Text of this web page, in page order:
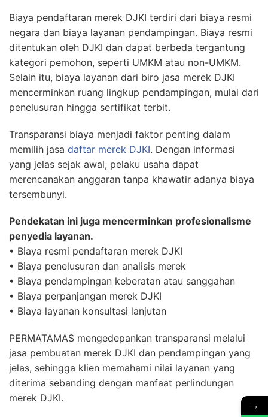
Biaya pendaftaran merek DJKI terdiri dari biaya resmi
negara dan biaya layanan pendampingan. Biaya resmi
ditentukan oleh DJKI dan dapat berbeda tergantung
kategori pemohon, seperti UMKM atau non-UMKM.
Selain itu, biaya layanan dari biro jasa merek DJKI
mencerminkan ruang lingkup pendampingan, mulai dari
penelusuran hingga sertifikat terbit.
Transparansi biaya menjadi faktor penting dalam
memilih jasa daftar merek DJKI. Dengan informasi
yang jelas sejak awal, pelaku usaha dapat
merencanakan anggaran tanpa khawatir adanya biaya
tersembunyi.
Pendekatan ini juga mencerminkan profesionalisme
penyedia layanan.
• Biaya resmi pendaftaran merek DJKI
• Biaya penelusuran dan analisis merek
• Biaya pendampingan keberatan atau sanggahan
• Biaya perpanjangan merek DJKI
• Biaya layanan konsultasi lanjutan
PERMATAMAS mengedepankan transparansi melalui
jasa pembuatan merek DJKI dan pendampingan yang
jelas, sehingga klien memahami nilai layanan yang
diterima sebanding dengan manfaat perlindungan
merek DJKI.
→